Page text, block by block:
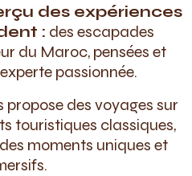
des expériences
: des escapades
du Maroc, pensées et
passionnée.
des voyages sur
touristiques classiques,
moments uniques et